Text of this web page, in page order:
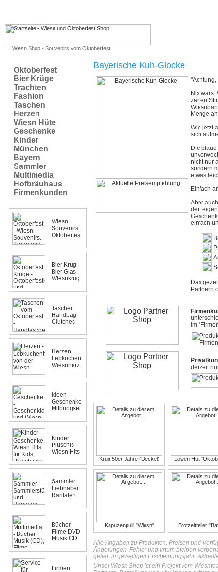
Wiesn Shop - Souvenirs vom Oktoberfest
Oktoberfest
Bier Krüge
Trachten
Fashion
Taschen
Herzen
Wiesn Hüte
Geschenke
Kinder
München
Bayern
Sammler
Multimedia
Hofbräuhaus
Firmenkunden
Wiesn
Souvenirs
Oktoberfest
Bier Krug
Bier Glas
Wiesnkrug
Taschen
Handbag
Clutches
Herzen
Lebkuchen
Wiesnherz
Ideen
Geschenke
Mitbringsel
Kinder
Plüschis
Wiesn Hits
Sammler
Liebhaber
Raritäten
Bücher
Filme DVD
Musik CD
Firmen
Bayerische Kuh-Glocke
"Achtung,
Nix wars.
zarten
Menge
Wie jetzt
sich
Die
nicht nur
sondern
etwas
Einfach
Aber
den
einfach
Das
Partnern
im
derzeit
Krug 50er Jahre (Deckel) Löwen Hut
Kapuzenpulli "Wiesn" Brotzeitteller
Alle Angaben zu Produkten, Preisen und
Änderungen, Fehler und Irrtum bleiben
gelten im jeweiligen Erscheinungsjahr.
Unser Wiesn Shop ist ein Projekt vom